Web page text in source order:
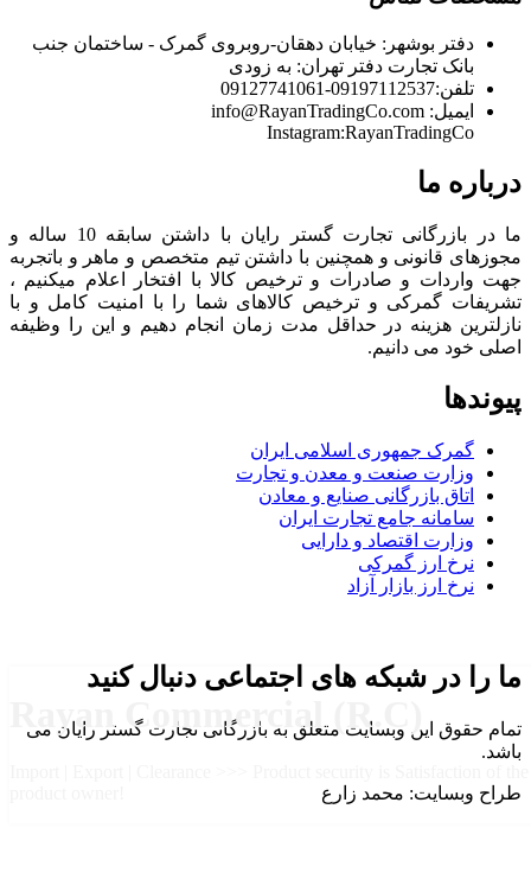
Rayan Commercial (R.C)
دفتر بوشهر: خیابان دهقان-روبروی گمرک - ساختمان جنب
بانک تجارت دفتر تهران: به زودی
تلفن:09197112537-09127741061
ایمیل: info@RayanTradingCo.com
Instagram:RayanTradingCo
درباره ما
ما در بازرگانی تجارت گستر رایان با داشتن سابقه 10 ساله و
مجوزهای قانونی و همچنین با داشتن تیم متخصص و ماهر و باتجربه
جهت واردات و صادرات و ترخیص کالا با افتخار اعلام میکنیم ،
تشریفات گمرکی و ترخیص کالاهای شما را با امنیت کامل و با
نازلترین هزینه در حداقل مدت زمان انجام دهیم و این را وظیفه
اصلی خود می دانیم.
پیوندها
گمرک جمهوری اسلامی ایران
وزارت صنعت و معدن و تجارت
اتاق بازرگانی صنایع و معادن
سامانه جامع تجارت ایران
وزارت اقتصاد و دارایی
نرخ ارز گمرکی
نرخ ارز بازار آزاد
ما را در شبکه های اجتماعی دنبال کنید
تمام حقوق این وبسایت متعلق به بازرگانی تجارت گستر رایان می
باشد.
طراح وبسایت: محمد زارع